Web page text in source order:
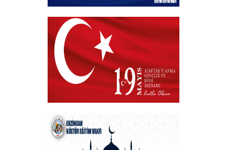
Hayırlı Bayramlar
+
VAKIF BAŞKANIMIZDAN 19 MAYIS
MESAJI